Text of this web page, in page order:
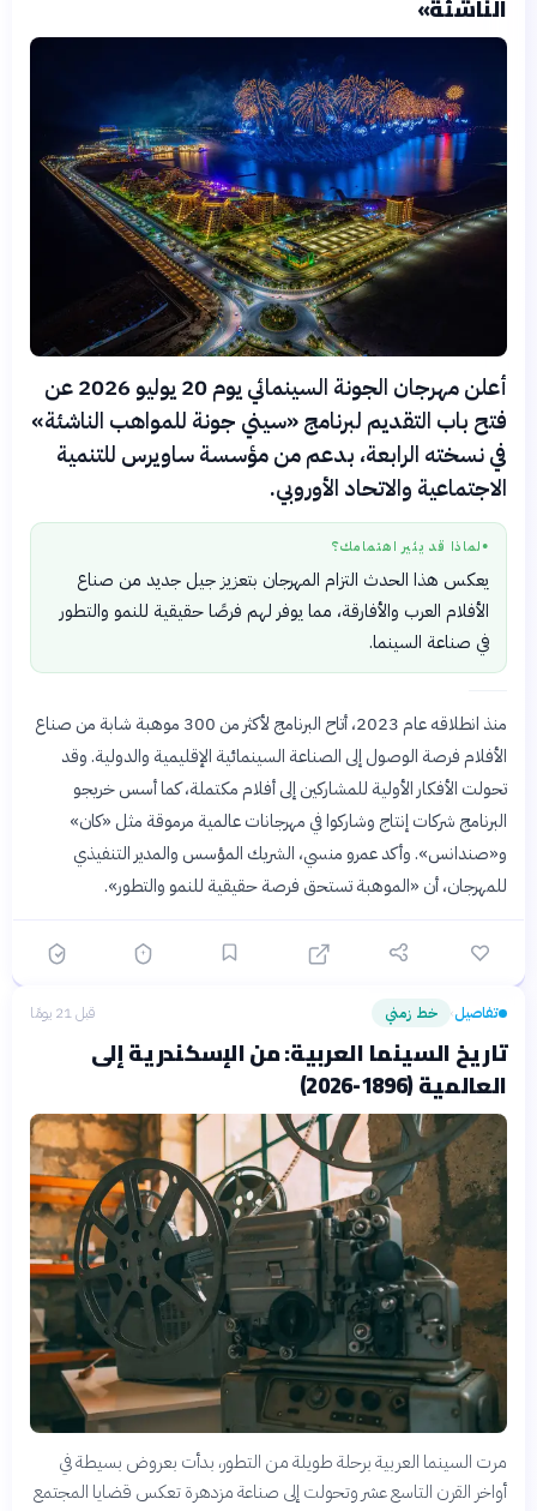
الناشئة»
أعلن مهرجان الجونة السينمائي يوم 20 يوليو 2026 عن
فتح باب التقديم لبرنامج «سيني جونة للمواهب الناشئة»
في نسخته الرابعة، بدعم من مؤسسة ساويرس للتنمية
الاجتماعية والاتحاد الأوروبي.
● لماذا قد يثير اهتمامك؟
يعكس هذا الحدث التزام المهرجان بتعزيز جيل جديد من صناع
الأفلام العرب والأفارقة، مما يوفر لهم فرصًا حقيقية للنمو والتطور
في صناعة السينما.
منذ انطلاقه عام 2023، أتاح البرنامج لأكثر من 300 موهبة شابة من صناع
الأفلام فرصة الوصول إلى الصناعة السينمائية الإقليمية والدولية. وقد
تحولت الأفكار الأولية للمشاركين إلى أفلام مكتملة، كما أسس خريجو
البرنامج شركات إنتاج وشاركوا في مهرجانات عالمية مرموقة مثل «كان»
و«صندانس». وأكد عمرو منسي، الشريك المؤسس والمدير التنفيذي
للمهرجان، أن «الموهبة تستحق فرصة حقيقية للنمو والتطور».
تفاصيل› خط زمني قبل 21 يومًا
تاريخ السينما العربية: من الإسكندرية إلى
العالمية (1896-2026)
مرت السينما العربية برحلة طويلة من التطور، بدأت بعروض بسيطة في
أواخر القرن التاسع عشر وتحولت إلى صناعة مزدهرة تعكس قضايا المجتمع